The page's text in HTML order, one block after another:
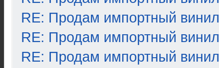
RE: Продам импортный винил
RE: Продам импортный винил
RE: Продам импортный винил